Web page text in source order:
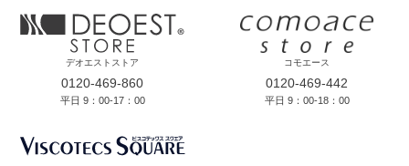
デオエストストア
0120-469-860
平日 9：00-17：00
コモエース
0120-469-442
平日 9：00-18：00